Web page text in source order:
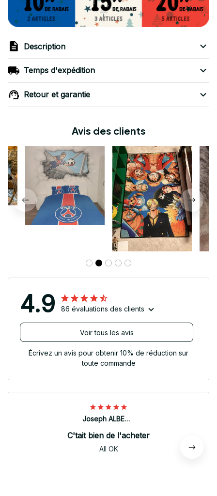
Description
Temps d'expédition
Retour et garantie
Avis des clients
4.9 86 évaluations des clients
Voir tous les avis
Écrivez un avis pour obtenir 10% de réduction sur
toute commande
Joseph ALBERTINI
C'tait bien de l'acheter
All OK